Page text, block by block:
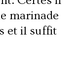
marinade
et il suffit